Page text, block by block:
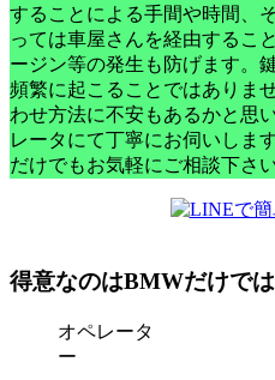
することによる手間や時間、
っては車屋さんを経由するこ
ージン等の発生も防げます。
頻繁に起こることではありま
わせ方法に不安もあるかと思
レータにて丁寧にお伺いしま
だけでもお気軽にご相談下さい
得意なのはBMWだけで
オペレータ
ー